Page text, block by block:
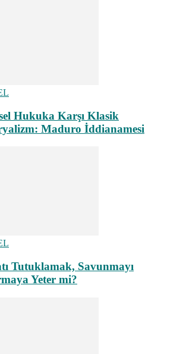
Hukuka Karşı Klasik
Maduro İddianamesi
Tutuklamak, Savunmayı
Yeter mi?